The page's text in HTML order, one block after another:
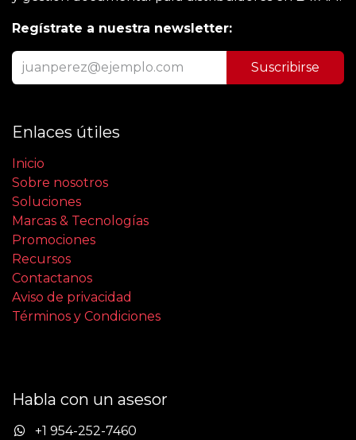
Regístrate a nuestra newsletter:
Suscribirse
Enlaces útiles
Inicio
Sobre nosotros
Soluciones
Marcas & Tecnologías
Promociones
Recursos
Contactanos
Aviso de privacidad
Términos y Condiciones
Habla con un asesor
+1 954-252-7460